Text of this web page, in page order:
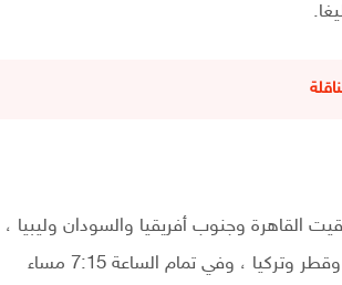
وريال بيتيس اليوم في تمام الساعة 5:15 مساء بتوقيت القاهرة وجنوب أفريقيا والسودان وليبيا ،
وفي تمام الساعة 6:15 مساء بتوقيت المملكة العربية السعودية والبحرين وقطر وتركيا ، وفي تمام الساعة 7:15 مساء